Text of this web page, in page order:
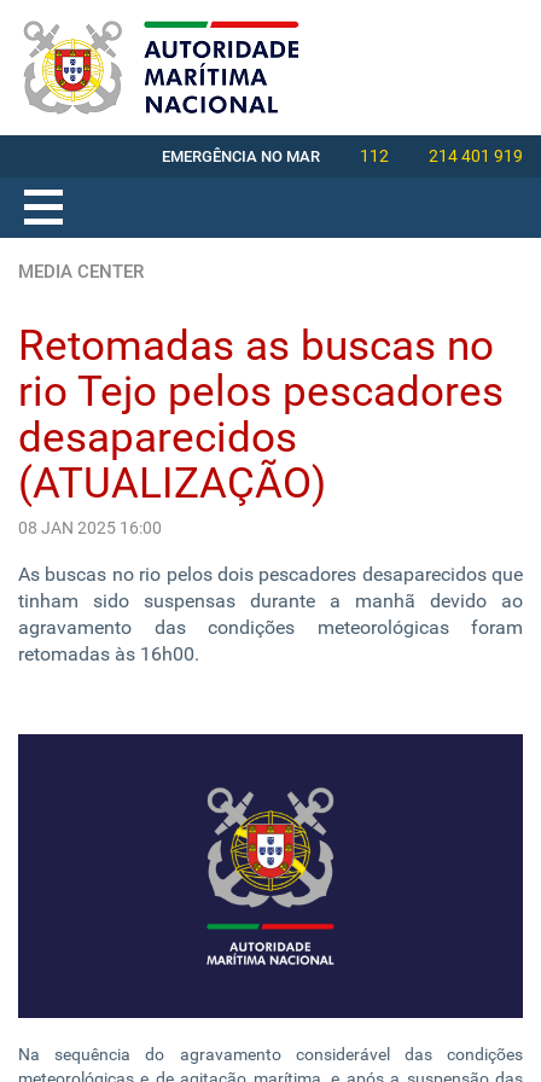
EMERGÊNCIA NO MAR 112 214 401 919
MEDIA CENTER
Retomadas as buscas no
rio Tejo pelos pescadores
desaparecidos
(ATUALIZAÇÃO)
08 JAN 2025 16:00
As buscas no rio pelos dois pescadores desaparecidos que
tinham sido suspensas durante a manhã devido ao
agravamento das condições meteorológicas foram
retomadas às 16h00.
​Na sequência do agravamento considerável das condições